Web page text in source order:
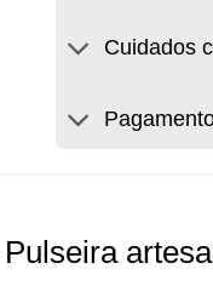
Cuidados